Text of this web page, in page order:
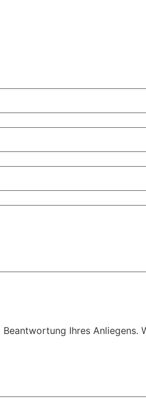
Ihres